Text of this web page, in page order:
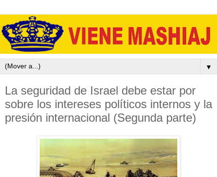
▼
La seguridad de Israel debe estar por
sobre los intereses políticos internos y la
presión internacional (Segunda parte)